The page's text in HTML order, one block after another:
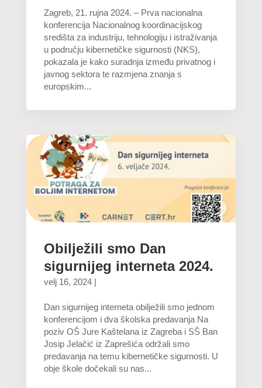
Zagreb, 21. rujna 2024. – Prva nacionalna
konferencija Nacionalnog koordinacijskog
središta za industriju, tehnologiju i istraživanja
u području kibernetičke sigurnosti (NKS),
pokazala je kako suradnja između privatnog i
javnog sektora te razmjena znanja s
europskim...
Obilježili smo Dan
sigurnijeg interneta 2024.
velj 16, 2024|
Dan sigurnijeg interneta obilježili smo jednom
konferencijom i dva školska predavanja Na
poziv OŠ Jure Kaštelana iz Zagreba i SŠ Ban
Josip Jelačić iz Zaprešića održali smo
predavanja na temu kibernetičke sigurnosti. U
obje škole dočekali su nas...